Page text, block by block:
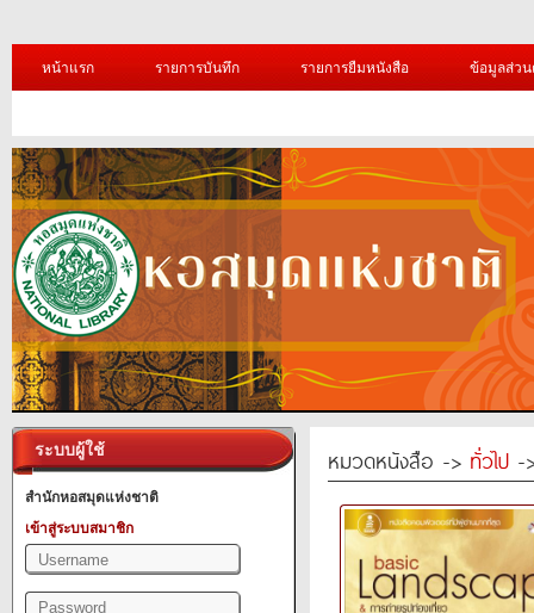
หน้าแรก รายการบันทึก รายการยืมหนังสือ ข้อมูลส่ว
ระบบผู้ใช้
สำนักหอสมุดแห่งชาติ
เข้าสู่ระบบสมาชิก
หมวดหนังสือ -> ทั่วไป -